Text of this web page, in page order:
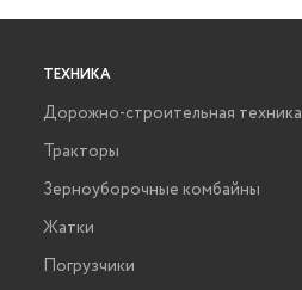
ТЕХНИКА
Дорожно-строительная техника
Тракторы
Зерноуборочные комбайны
Жатки
Погрузчики